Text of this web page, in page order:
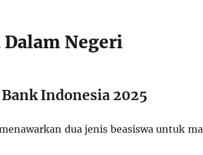
Dalam Negeri
Indonesia 2025
dua jenis beasiswa untuk